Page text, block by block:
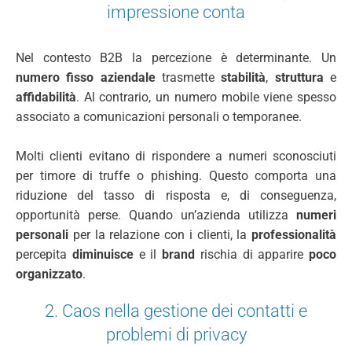
impressione conta
Nel contesto B2B la percezione è determinante. Un
numero fisso aziendale trasmettestabilità, strutturae
affidabilità. Al contrario, un numero mobile viene spesso
associato a comunicazioni personali o temporanee.
Molti clienti evitano di rispondere a numeri sconosciuti
per timore di truffe o phishing. Questo comporta una
riduzione del tasso di risposta e, di conseguenza,
opportunità perse. Quando un’azienda utilizza numeri
personali per la relazione con i clienti, la professionalità
percepita diminuisce e il brand rischia di apparire poco
organizzato.
2. Caos nella gestione dei contatti e
problemi di privacy